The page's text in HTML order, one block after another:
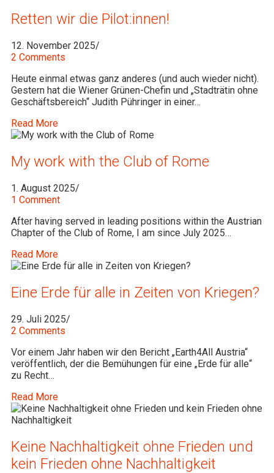
Retten wir die Pilot:innen!
12. November 2025/
2 Comments
Heute einmal etwas ganz anderes (und auch wieder nicht).
Gestern hat die Wiener Grünen-Chefin und „Stadträtin ohne
Geschäftsbereich“ Judith Pühringer in einer…
Read More
My work with the Club of Rome
1. August 2025/
1 Comment
After having served in leading positions within the Austrian
Chapter of the Club of Rome, I am since July 2025…
Read More
Eine Erde für alle in Zeiten von Kriegen?
29. Juli 2025/
2 Comments
Vor einem Jahr haben wir den Bericht „Earth4All Austria“
veröffentlich, der die Bemühungen für eine „Erde für alle“
zu Recht…
Read More
Keine Nachhaltigkeit ohne Frieden und
kein Frieden ohne Nachhaltigkeit